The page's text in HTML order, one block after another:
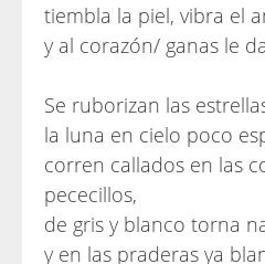
tiembla la piel, vibra el
y al corazón/ ganas le
Se ruborizan las
la luna en cielo poco
corren callados en las
pececillos,
de gris y blanco torna
y en las praderas ya